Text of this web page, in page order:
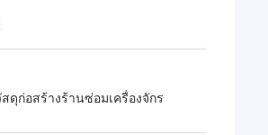
ดุก่อสร้างร้านซ่อมเครื่องจักร